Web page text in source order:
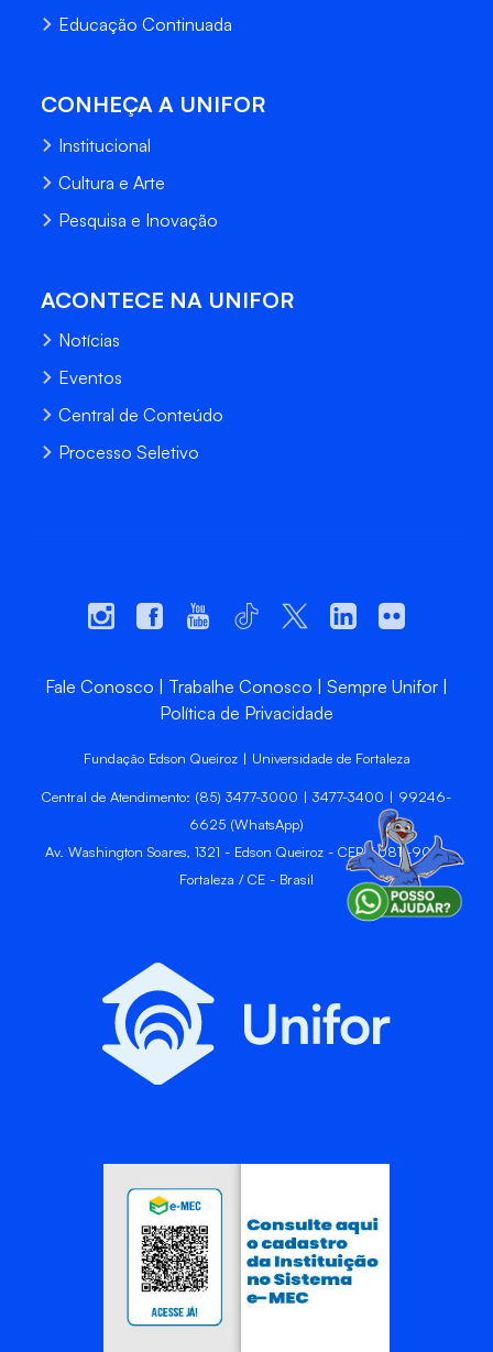
Educação Continuada
CONHEÇA A UNIFOR
Institucional
Cultura e Arte
Pesquisa e Inovação
ACONTECE NA UNIFOR
Notícias
Eventos
Central de Conteúdo
Processo Seletivo
Fale Conosco Trabalhe Conosco
Sempre Unifor
Política de Privacidade
Fundação Edson Queiroz | Universidade de Fortaleza
Central de Atendimento: (85) 3477-3000 | 3477-3400 | 99246-
6625 (WhatsApp)
Av. Washington Soares, 1321 - Edson Queiroz - CEP 60811-905 -
Fortaleza / CE - Brasil